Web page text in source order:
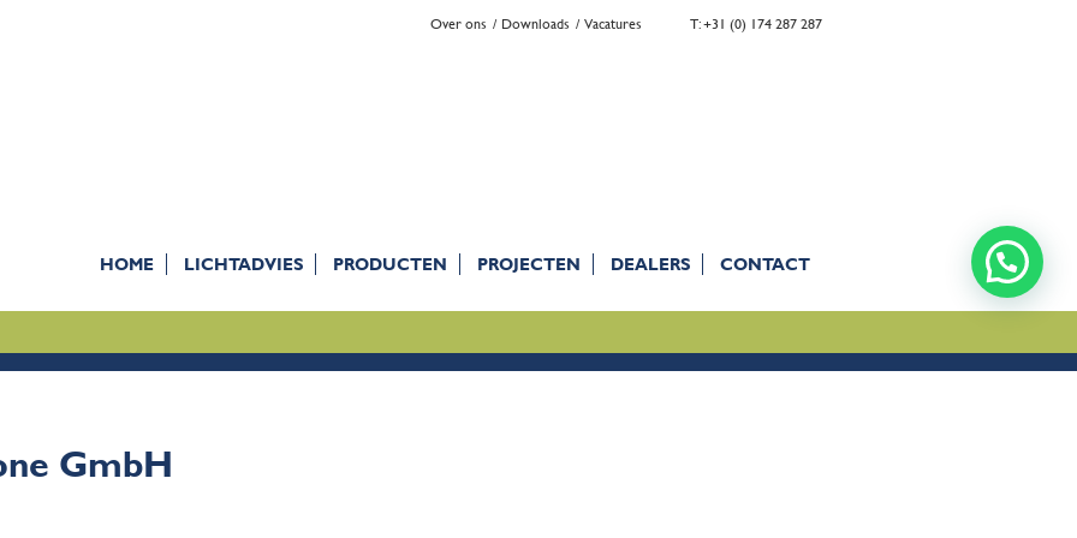
Over ons Downloads Vacatures T: +31 (0) 174 287 287
HOME LICHTADVIES PRODUCTEN PROJECTEN DEALERS CONTACT
GmbH